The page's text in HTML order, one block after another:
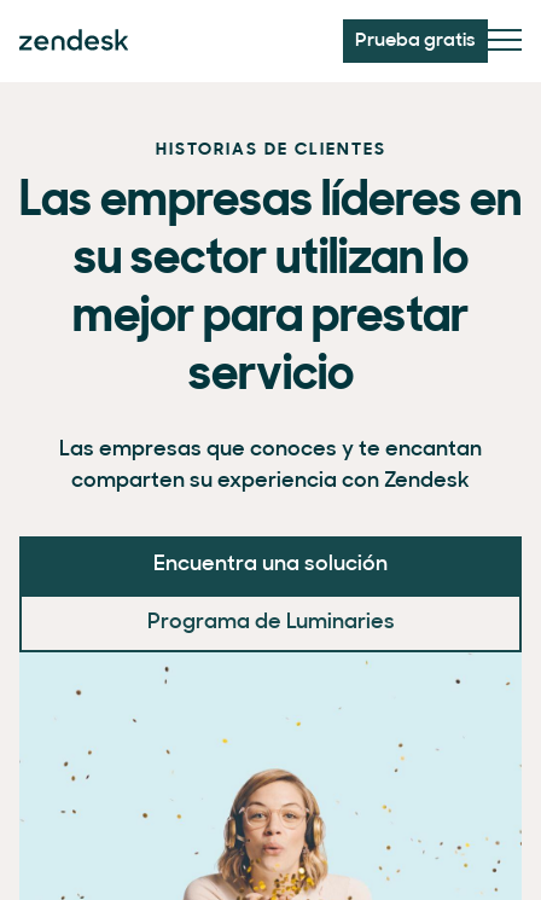
Prueba gratis
HISTORIAS DE CLIENTES
Las empresas líderes en
su sector utilizan lo
mejor para prestar
servicio
Las empresas que conoces y te encantan
comparten su experiencia con Zendesk
Encuentra una solución
Programa de Luminaries